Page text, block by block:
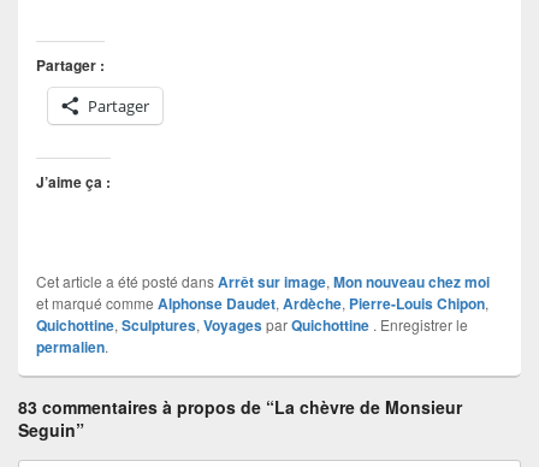
Partager :
Partager
J’aime ça :
Cet article a été posté dansArrêt sur image, Mon nouveau chez moi
et marqué comme Alphonse Daudet, Ardèche, Pierre-Louis Chipon,
Quichottine, Sculptures, VoyagesparQuichottine . Enregistrer le
permalien.
83 commentaires à propos de “La chèvre de Monsieur
Seguin”